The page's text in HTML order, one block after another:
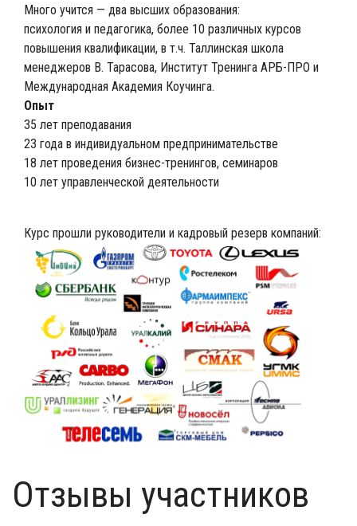
Много учится — два высших образования:
психология и педагогика, более 10 различных курсов
повышения квалификации, в т.ч. Таллинская школа
менеджеров В. Тарасова, Институт Тренинга АРБ-ПРО и
Международная Академия Коучинга.
Опыт
35 лет преподавания
23 года в индивидуальном предпринимательстве
18 лет проведения бизнес-тренингов, семинаров
10 лет управленческой деятельности
Курс прошли руководители и кадровый резерв компаний:
Отзывы участников